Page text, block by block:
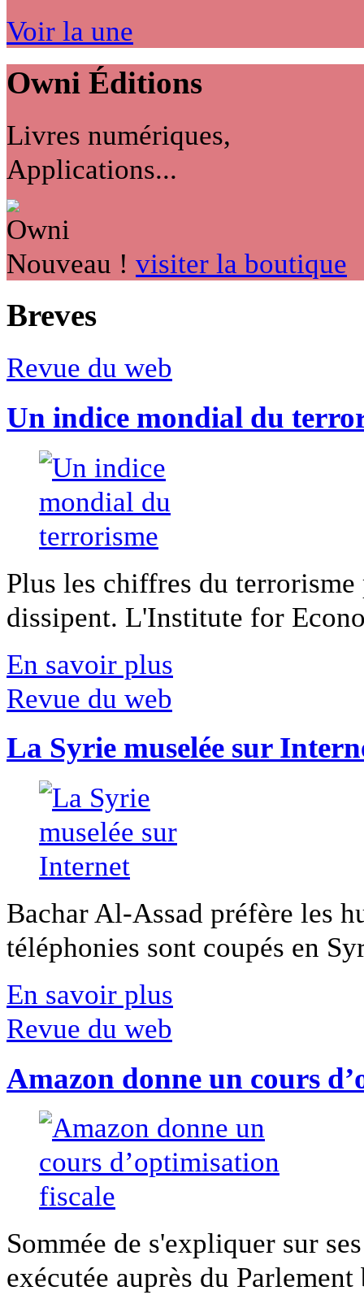
Voir la une
Owni Éditions
Livres numériques,
Applications...
Nouveau ! visiter la boutique
Breves
Revue du web
Un indice mondial du
Plus les chiffres du
dissipent. L'Institute for
En savoir plus
Revue du web
La Syrie muselée sur
Bachar Al-Assad préfère les
téléphonies sont coupés en
En savoir plus
Revue du web
Amazon donne un cours
Sommée de s'expliquer sur
exécutée auprès du